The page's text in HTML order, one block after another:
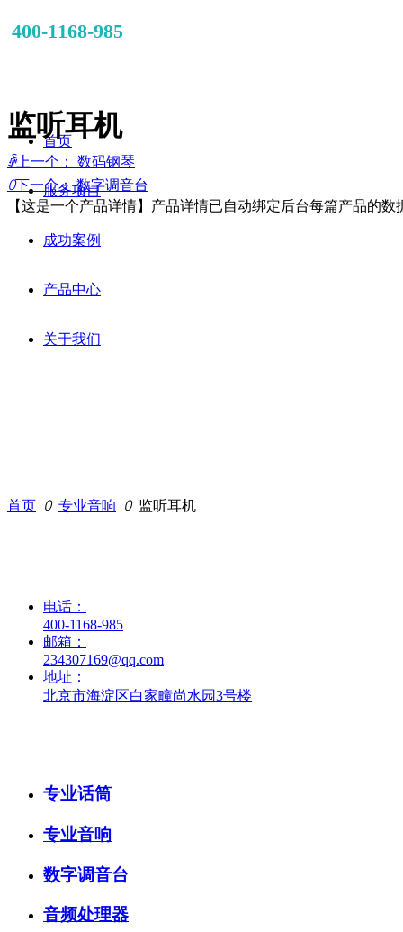
400-1168-985
首页
服务项目
成功案例
产品中心
关于我们
监听耳机
ꄴ上一个：
数码钢琴
ꄲ下一个： 数字调音台
【这是一个产品详情】产品详情已自动绑定后台每篇产品的数
首页 ꄲ 专业音响 ꄲ 监听耳机
电话：
400-1168-985
邮箱：
234307169@qq.com
地址：
北京市海淀区白家疃尚水园3号楼
专业话筒
专业音响
数字调音台
音频处理器